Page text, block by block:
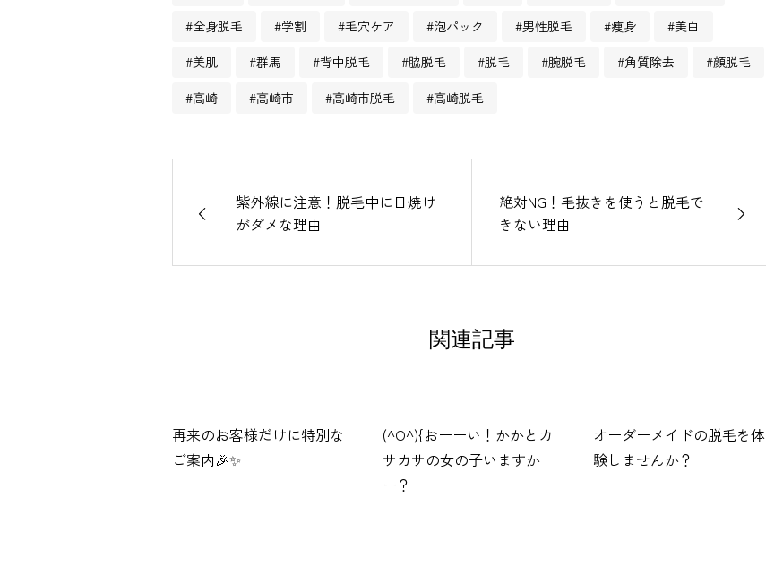
#全身脱毛
#学割 #毛穴ケア #泡パック #男性脱毛 #痩身
#美白
#美肌
#群馬 #背中脱毛 #脇脱毛 #脱毛 #腕脱毛 #角質除去
#顔脱毛
#高崎
#高崎市 #高崎市脱毛 #高崎脱毛
紫外線に注意！脱毛中に日焼け
がダメな理由
絶対NG！毛抜きを使うと脱毛で
きない理由
関連記事
再来のお客様だけに特別な
ご案内🎉✨
(^O^){おーーい！かかとカ
サカサの女の子いますか
ー？
オーダーメイドの脱毛を体
験しませんか？